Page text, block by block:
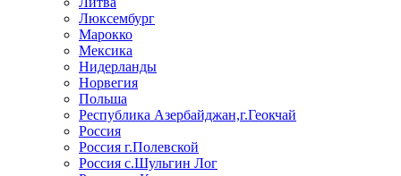
Люксембург
Марокко
Мексика
Нидерланды
Норвегия
Польша
Республика Азербайджан,г.Геокчай
Россия
Россия г.Полевской
Россия с.Шульгин Лог